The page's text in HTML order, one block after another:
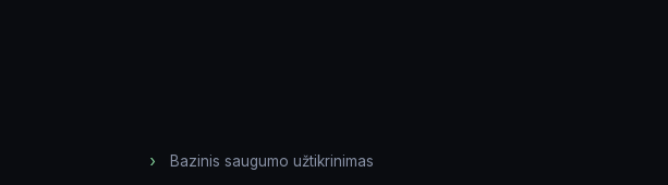
Komentarai apie projektą
Bazinis saugumo užtikrinimas